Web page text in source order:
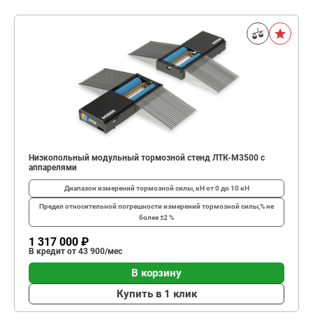
Низкопольный модульный тормозной стенд ЛТК-М3500 с
аппарелями
Диапазон измерений тормозной силы, кНот 0 до 10 кН
Предел относительной погрешности измерений тормозной силы,%не
более ±2 %
1 317 000 ₽
В кредит от 43 900/мес
В корзину
Купить в 1 клик